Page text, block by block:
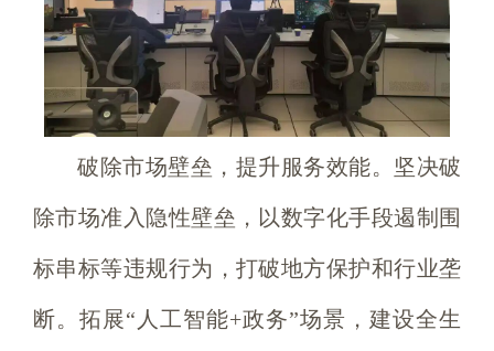
破除市场壁垒，提升服务效能。坚决破
除市场准入隐性壁垒，以数字化手段遏制围
标串标等违规行为，打破地方保护和行业垄
断。拓展“人工智能+政务”场景，建设全生